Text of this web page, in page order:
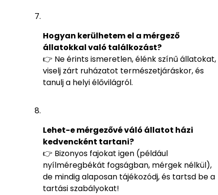
Hogyan kerülhetem el a mérgező
állatokkal való találkozást?
👉 Ne érints ismeretlen, élénk színű állatokat,
viselj zárt ruházatot természetjáráskor, és
tanulj a helyi élővilágról.
Lehet-e mérgezővé váló állatot házi
kedvencként tartani?
👉 Bizonyos fajokat igen (például
nyílméregbékát fogságban, mérgek nélkül),
de mindig alaposan tájékozódj, és tartsd be a
tartási szabályokat!